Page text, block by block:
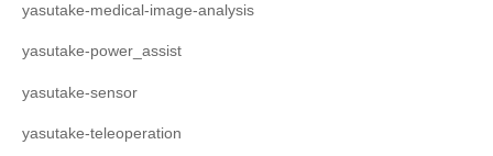
yasutake-medical-image-analysis
yasutake-power_assist
yasutake-sensor
yasutake-teleoperation